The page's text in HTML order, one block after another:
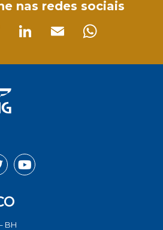
nas redes sociais
BH